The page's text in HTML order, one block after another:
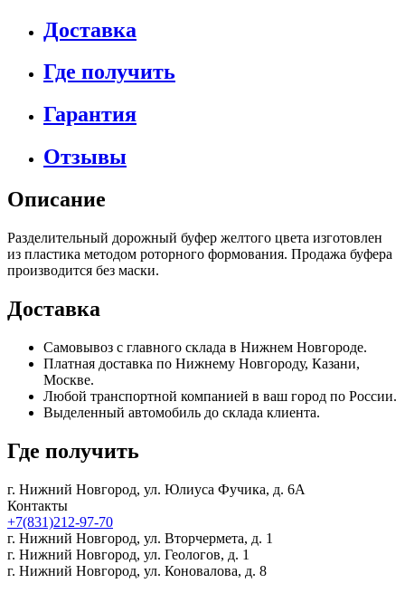
Доставка
Где получить
Гарантия
Отзывы
Описание
Разделительный дорожный буфер желтого цвета изготовлен
из пластика методом роторного формования. Продажа буфера
производится без маски.
Доставка
Самовывоз с главного склада в Нижнем Новгороде.
Платная доставка по Нижнему Новгороду, Казани,
Москве.
Любой транспортной компанией в ваш город по России.
Выделенный автомобиль до склада клиента.
Где получить
г. Нижний Новгород, ул. Юлиуса Фучика, д. 6А
Контакты
+7(831)212-97-70
г. Нижний Новгород, ул. Вторчермета, д. 1
г. Нижний Новгород, ул. Геологов, д. 1
г. Нижний Новгород, ул. Коновалова, д. 8